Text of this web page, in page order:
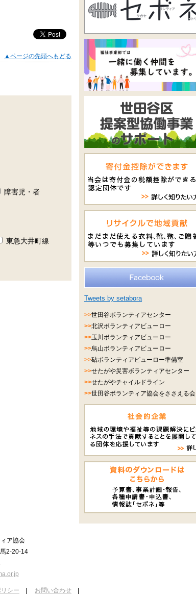
▲ページの先頭へもどる
障害児・者
東急大井町線
Tweets by setabora
>>世田谷ボランティアセンター
>>北沢ボランティアビューロー
>>玉川ボランティアビューロー
>>烏山ボランティアビューロー
>>砧ボランティアビューロー準備室
>>せたがや災害ボランティアセンター
>>せたがやチャイルドライン
>>世田谷ボランティア協会をささえる会
ア協会
2-20-14
シー お問い合わせ